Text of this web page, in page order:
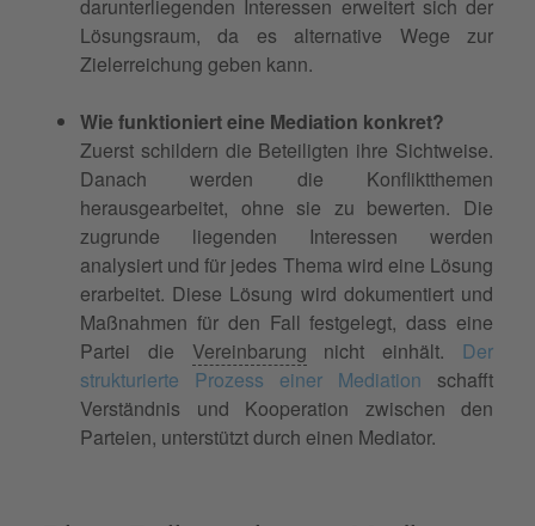
darunterliegenden Interessen erweitert sich der
Lösungsraum, da es alternative Wege zur
Zielerreichung geben kann.
Wie funktioniert eine Mediation konkret?
Zuerst schildern die Beteiligten ihre Sichtweise.
Danach werden die Konfliktthemen
herausgearbeitet, ohne sie zu bewerten. Die
zugrunde liegenden Interessen werden
analysiert und für jedes Thema wird eine Lösung
erarbeitet. Diese Lösung wird dokumentiert und
Maßnahmen für den Fall festgelegt, dass eine
Partei die Vereinbarung nicht einhält. Der
strukturierte Prozess einer Mediation schafft
Verständnis und Kooperation zwischen den
Parteien, unterstützt durch einen Mediator.